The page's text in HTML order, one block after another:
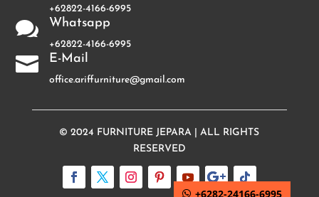
+62822-4166-6995
 Whatsapp
+62822-4166-6995
 E-Mail
office.ariffurniture@gmail.com
© 2024 FURNITURE JEPARA | ALL RIGHTS
RESERVED
+6282-24166-6995